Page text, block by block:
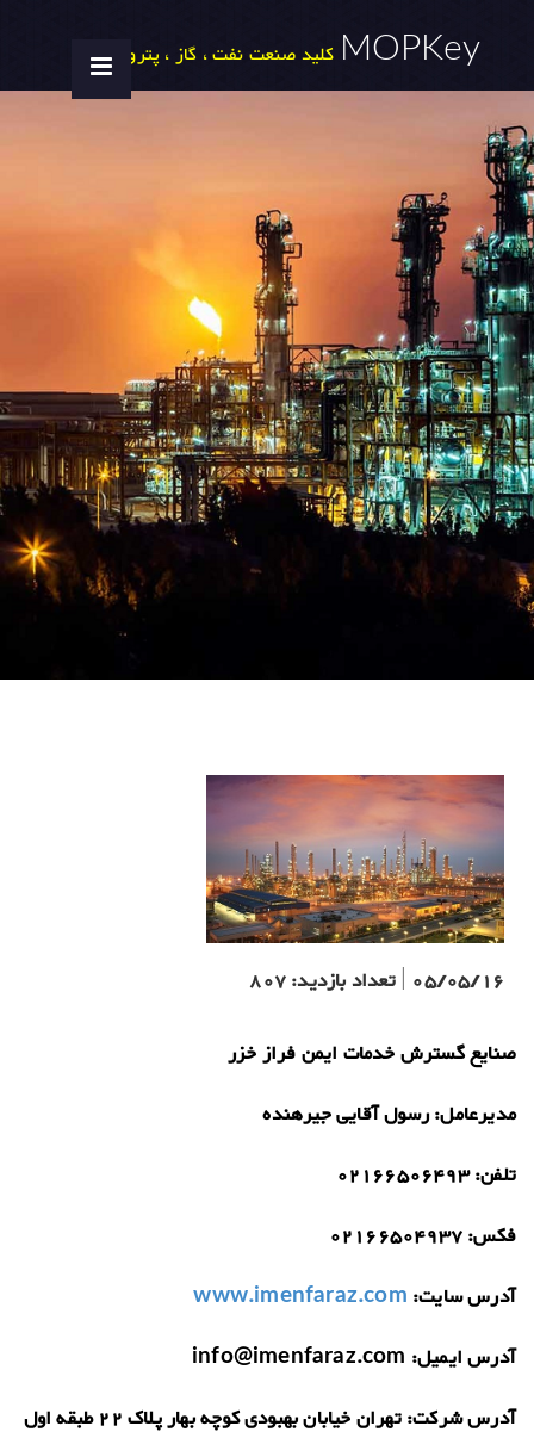
MOPKey کلید صنعت نفت ، گاز ، پتروشیمی
05/05/16
|تعداد بازدید:807
صنایع گسترش خدمات ایمن فراز خزر
مدیرعامل:رسول آقایی جیرهنده
تلفن:02166506493
فکس:02166504937
آدرس سایت: www.imenfaraz.com
آدرس ایمیل: info@imenfaraz.com
آدرس شرکت:تهران خیابان بهبودی کوچه بهار پلاک 22 طبقه اول